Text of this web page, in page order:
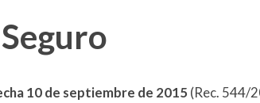
10 de septiembre de 2015 (Rec. 544/